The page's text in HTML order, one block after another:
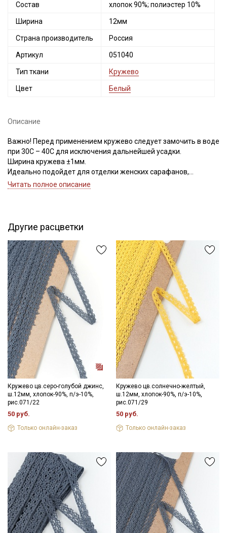
Состав хлопок 90%; полиэстер 10%
Ширина 12мм
Страна производитель Россия
Артикул 051040
Тип ткани Кружево
Цвет Белый
Описание
Важно! Перед применением кружево следует замочить в воде
при 30С – 40С для исключения дальнейшей усадки.
Ширина кружева ±1мм.
Идеально подойдет для отделки женских сарафанов,
платьев, юбок, рукавов.
Цветопередача может отличаться от оригинального цвета в
зависимости от настроек вашего монитора.
Читать полное описание
Другие расцветки
Кружево цв.серо-голубой джинс,
ш.12мм, хлопок-90%, п/э-10%,
рис.071/22
50 руб.
Только онлайн-заказ
Кружево цв.солнечно-желтый,
ш.12мм, хлопок-90%, п/э-10%,
рис.071/29
50 руб.
Только онлайн-заказ